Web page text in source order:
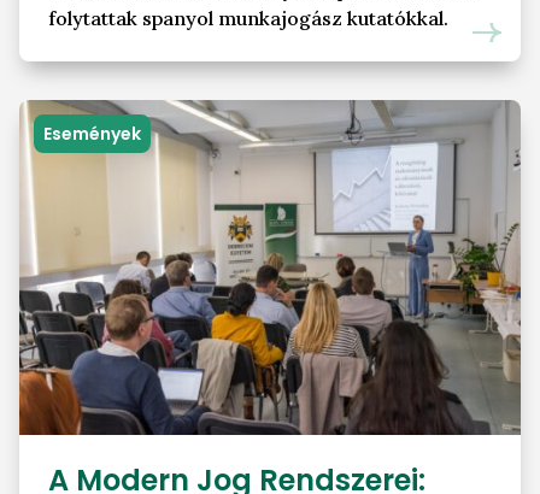
folytattak spanyol munkajogász kutatókkal.
Események
A Modern Jog Rendszerei: